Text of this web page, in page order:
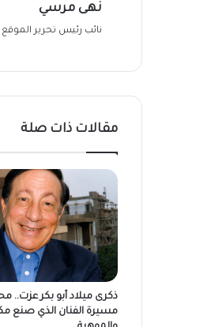
نهى مرسي
نائب رئيس تحرير الموقع
مقالات ذات صلة
ذكرى ميلاد أبو بكر عزت..
مسيرة الفنان الذي صنع